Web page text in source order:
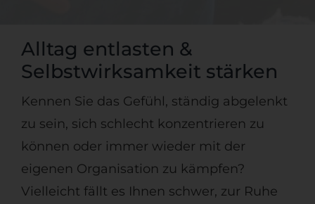
Alltag entlasten &
Selbstwirksamkeit stärken
Kennen Sie das Gefühl, ständig abgelenkt
zu sein, sich schlecht konzentrieren zu
können oder immer wieder mit der
eigenen Organisation zu kämpfen?
Vielleicht fällt es Ihnen schwer, zur Ruhe